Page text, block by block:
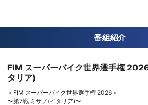
番組紹介
FIM スーパーバイク世界選手権
タリア)
＜FIM スーパーバイク世界選手権 2026＞
〜第7戦 ミサノ(イタリア)〜